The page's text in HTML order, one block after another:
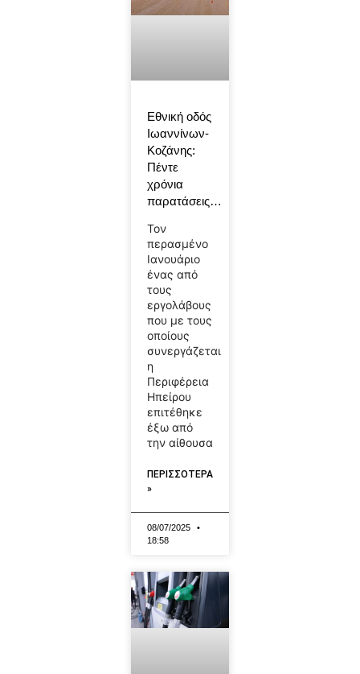
Εθνική οδός
Ιωαννίνων-
Κοζάνης:
Πέντε
χρόνια
παρατάσεις…
Τον
περασμένο
Ιανουάριο
ένας από
τους
εργολάβους
που με τους
οποίους
συνεργάζεται
η
Περιφέρεια
Ηπείρου
επιτέθηκε
έξω από
την αίθουσα
ΠΕΡΙΣΣΟΤΕΡΑ
»
08/07/2025
18:58